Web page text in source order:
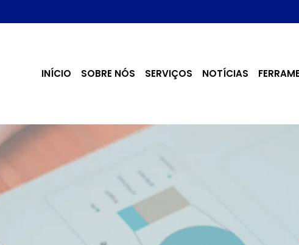
INÍCIO SOBRE NÓS SERVIÇOS NOTÍCIAS